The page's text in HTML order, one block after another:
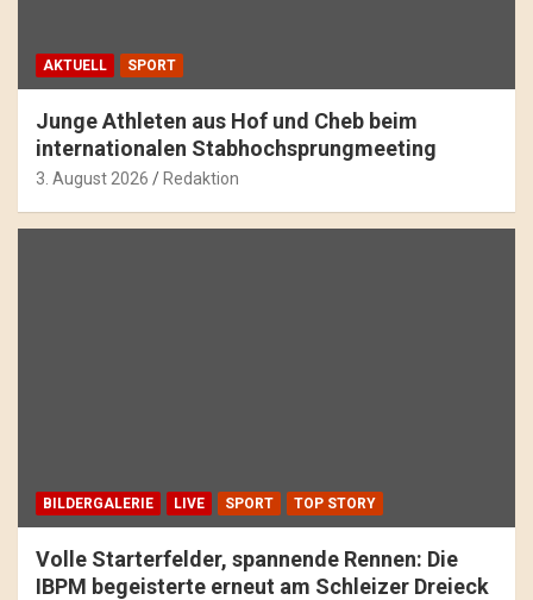
AKTUELL SPORT
Junge Athleten aus Hof und Cheb beim
internationalen Stabhochsprungmeeting
3. August 2026 Redaktion
BILDERGALERIE LIVE SPORT TOP STORY
Volle Starterfelder, spannende Rennen: Die
IBPM begeisterte erneut am Schleizer Dreieck